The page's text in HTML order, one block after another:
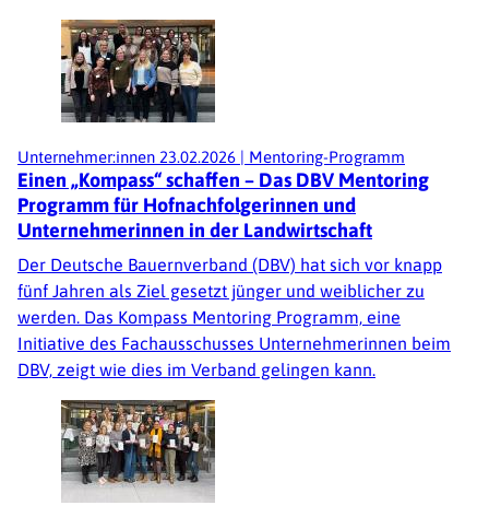
Unternehmer:innen 23.02.2026 | Mentoring-Programm
Einen „Kompass“ schaffen – Das DBV Mentoring
Programm für Hofnachfolgerinnen und
Unternehmerinnen in der Landwirtschaft
Der Deutsche Bauernverband (DBV) hat sich vor knapp
fünf Jahren als Ziel gesetzt jünger und weiblicher zu
werden. Das Kompass Mentoring Programm, eine
Initiative des Fachausschusses Unternehmerinnen beim
DBV, zeigt wie dies im Verband gelingen kann.